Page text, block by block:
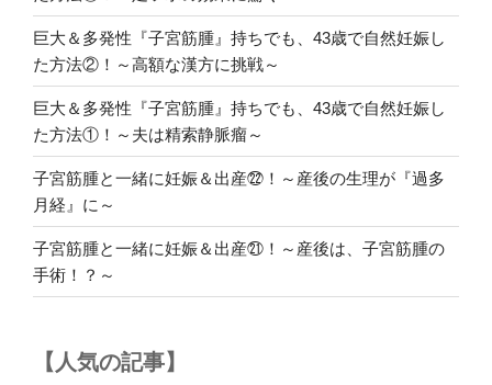
に
妊
娠
＆
出
⑤！
～
子
宮
筋
巨大＆多発性『子宮筋腫』持ちでも、43歳で自然妊娠し
た方法②！～高額な漢方に挑戦～
巨大＆多発性『子宮筋腫』持ちでも、43歳で自然妊娠し
た方法①！～夫は精索静脈瘤～
子宮筋腫と一緒に妊娠＆出産㉒！～産後の生理が『過多
月経』に～
子宮筋腫と一緒に妊娠＆出産㉑！～産後は、子宮筋腫の
手術！？～
【人気の記事】